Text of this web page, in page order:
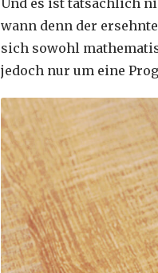
wann denn der
sich sowohl
jedoch nur um eine